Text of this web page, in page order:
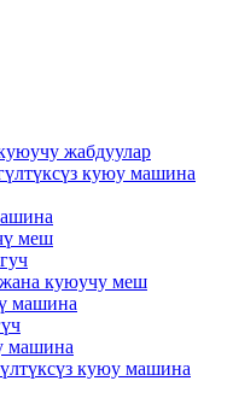
жабдуулар
куюу машина
меш
куюучу меш
машина
машина
куюу машина